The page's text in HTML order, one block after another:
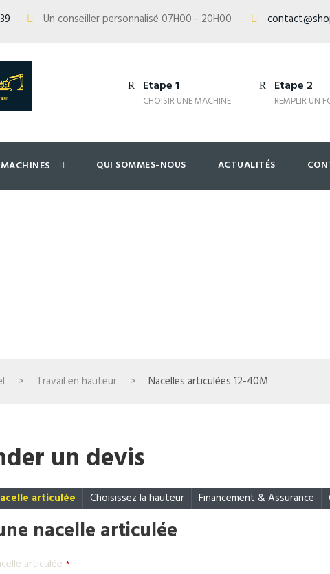
Un conseiller personnalisé 07H00 - 20H00
Etape 1
CHOISIR UNE MACHINE
Etape 2
REMPLIR UN
MACHINES QUI SOMMES-NOUS ACTUALITÉS
> Travail en hauteur > Nacelles articulées 12-40M
un devis
articulée Choisissez la hauteur Financement & Assurance
nacelle articulée
articulée *